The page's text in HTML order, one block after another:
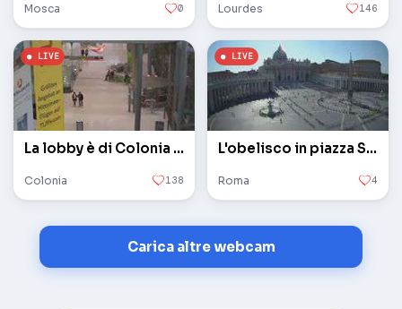
Mosca 0 Lourdes 146
La lobby è di Colonia / Bonn
Colonia 138
L'obelisco in piazza San Pietro in Vaticano
Roma 4
Carica altre webcam